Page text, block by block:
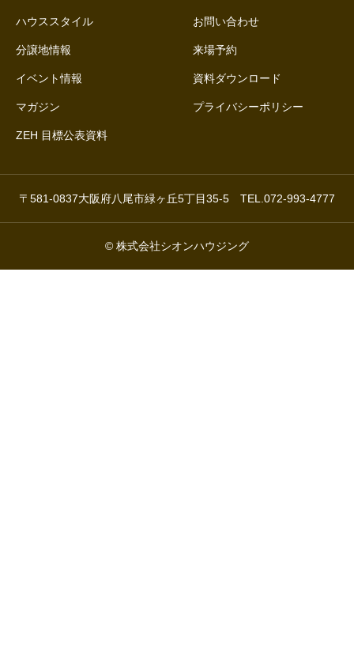
ハウススタイル
分譲地情報
イベント情報
マガジン
ZEH 目標公表資料
お問い合わせ
来場予約
資料ダウンロード
プライバシーポリシー
〒581-0837大阪府八尾市緑ヶ丘5丁目35-5 TEL.072-993-4777
© 株式会社シオンハウジング